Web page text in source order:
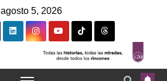
agosto 5, 2026